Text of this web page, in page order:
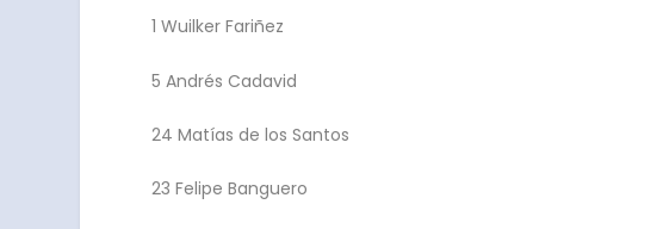
1 Wuilker Fariñez
5 Andrés Cadavid
24 Matías de los Santos
23 Felipe Banguero